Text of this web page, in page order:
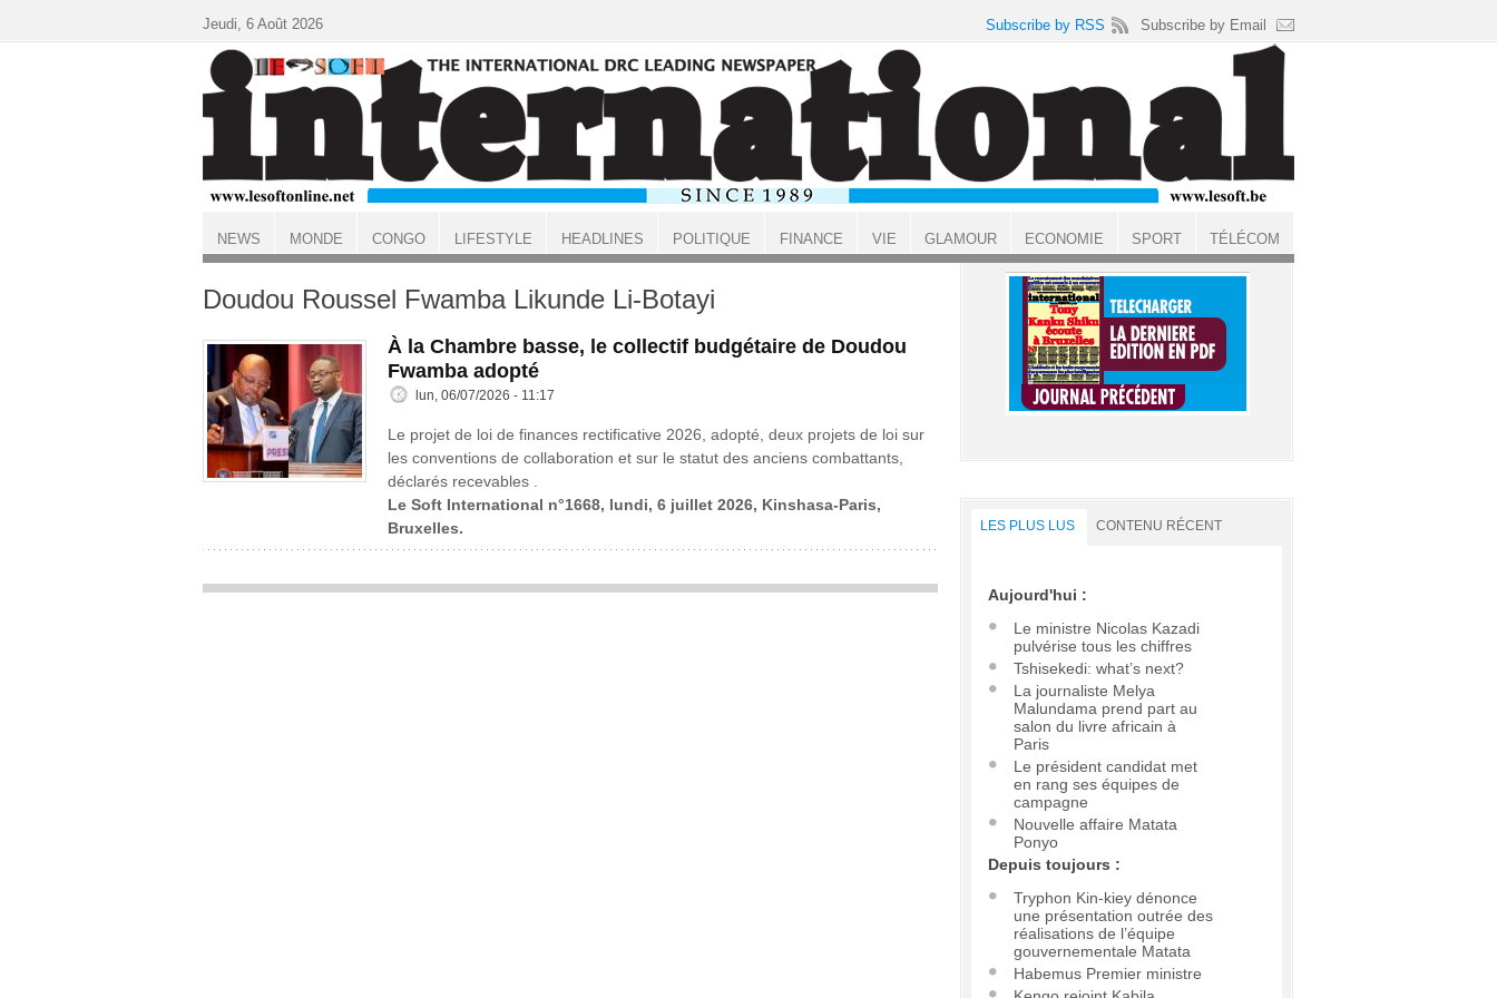
ACCUEIL
Doudou Roussel Fwamba Likunde Li-Botayi
À la Chambre basse, le collectif budgétaire de Doudou
Fwamba adopté
lun, 06/07/2026 - 11:17
Le projet de loi de finances rectificative 2026, adopté, deux projets de loi sur
les conventions de collaboration et sur le statut des anciens combattants,
déclarés recevables .
Le Soft International n°1668, lundi, 6 juillet 2026, Kinshasa-Paris,
Bruxelles.
LES PLUS LUS CONTENU RÉCENT
Aujourd'hui :
Le ministre Nicolas Kazadi
pulvérise tous les chiffres
Tshisekedi: what’s next?
La journaliste Melya
Malundama prend part au
salon du livre africain à
Paris
Le président candidat met
en rang ses équipes de
campagne
Nouvelle affaire Matata
Ponyo
Depuis toujours :
Tryphon Kin-kiey dénonce
une présentation outrée des
réalisations de l’équipe
gouvernementale Matata
Habemus Premier ministre
Jeudi, 6 Août 2026 Subscribe by RSS Subscribe by Email
NEWS MONDE CONGO LIFESTYLE HEADLINES POLITIQUE FINANCE VIE GLAMOUR ECONOMIE SPORT TÉLÉCOM